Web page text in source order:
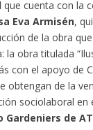
que cuenta con la
Eva Armisén,
de la obra
la obra titulada
con el apoyo de
obtengan de la
sociolaboral en
Gardeniers de